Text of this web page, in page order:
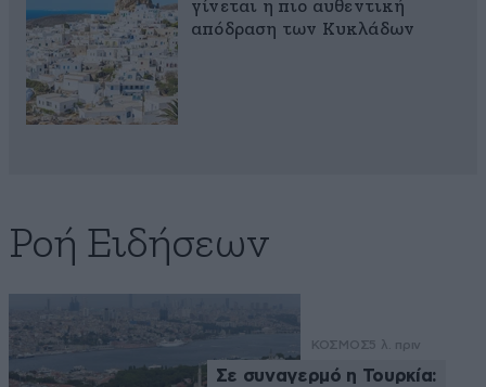
γίνεται η πιο αυθεντική
απόδραση των Κυκλάδων
Ροή Ειδήσεων
ΚΟΣΜΟΣ5 λ. πριν
Σε συναγερμό η Τουρκία: